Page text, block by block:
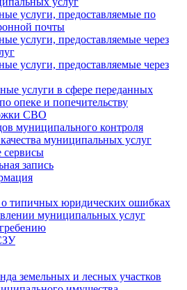
услуги, предоставляемые по
почты
услуги, предоставляемые через
услуги, предоставляемые через
услуги в сфере переданных
опеке и попечительству
СВО
муниципального контроля
муниципальных услуг
сервисы
запись
типичных юридических ошибках
муниципальных услуг
земельных и лесных участков